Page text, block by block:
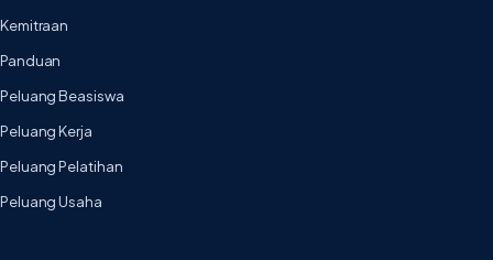
Kemitraan
Panduan
Peluang Beasiswa
Peluang Kerja
Peluang Pelatihan
Peluang Usaha